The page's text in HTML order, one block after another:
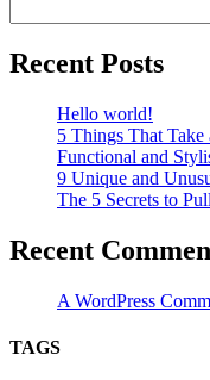
Recent Posts
Hello world!
5 Things That
Functional and
9 Unique and
The 5 Secrets to
Recent
A WordPress
TAGS